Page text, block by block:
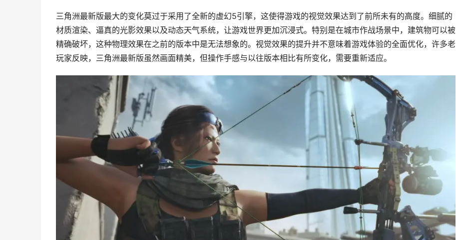
三角洲最新版最大的变化莫过于采用了全新的虚幻5引擎，这使得游戏的视觉效果达到了前所未有的高度。细腻的
材质渲染、逼真的光影效果以及动态天气系统，让游戏世界更加沉浸式。特别是在城市作战场景中，建筑物可以被
精确破坏，这种物理效果在之前的版本中是无法想象的。视觉效果的提升并不意味着游戏体验的全面优化，许多老
玩家反映，三角洲最新版虽然画面精美，但操作手感与以往版本相比有所变化，需要重新适应。